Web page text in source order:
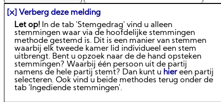
[⛌] Verberg deze melding
Let op! In de tab 'Stemgedrag' vind u alleen
stemmingen waar via de hoofdelijke stemmingen
methode gestemd is. Dit is een manier van stemmen
waarbij elk tweede kamer lid individueel een stem
uitbrengt. Bent u opzoek naar de de hand opsteken
stemmingen? Waarbij één persoon uit de partij
namens de hele partij stemt? Dan kunt u hiereen partij
selecteren. Ook vind u beide methodes terug onder de
tab 'Ingediende stemmingen'.